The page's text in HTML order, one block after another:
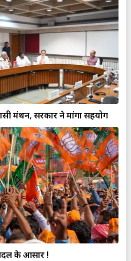
मंथन, सरकार ने मांगा सहयोग
के आसार !